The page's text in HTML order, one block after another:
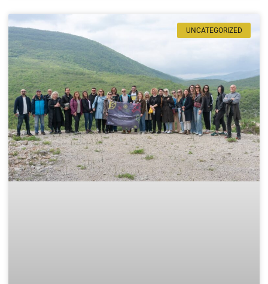
UNCATEGORIZED